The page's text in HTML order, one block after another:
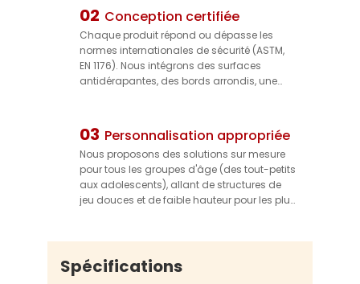
fortes pluies et aux fluctuations de
température. Il conserve son intégrité
structurelle et ses couleurs vives pendant
des années, réduisant ainsi les coûts de
remplacement et garantissant une
utilisation durable.
02 Conception certifiée
Chaque produit répond ou dépasse les
normes internationales de sécurité (ASTM,
EN 1176). Nous intégrons des surfaces
antidérapantes, des bords arrondis, une
sécurisés afin de minimiser les risques de
chute — assurant la sécurité des enfants
pendant qu'ils jouent et offrant une
tranquillité d'esprit aux gestionnaires de
parcs.
03 Personnalisation appropriée
Nous proposons des solutions sur mesure
pour tous les groupes d'âge (des tout-petits
aux adolescents), allant de structures de
jeu douces et de faible hauteur pour les plus
tailles et thèmes de parcs (par exemple,
Spécifications